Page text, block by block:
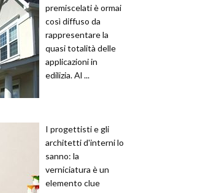
premiscelati è ormai
così diffuso da
rappresentare la
quasi totalità delle
applicazioni in
edilizia. Al ...
I progettisti e gli
architetti d'interni lo
sanno: la
verniciatura è un
elemento clue